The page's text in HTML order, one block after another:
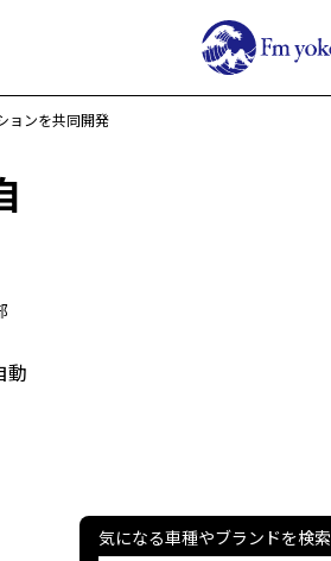
ョンを共同開発
動
気になる車種やブランドを検索